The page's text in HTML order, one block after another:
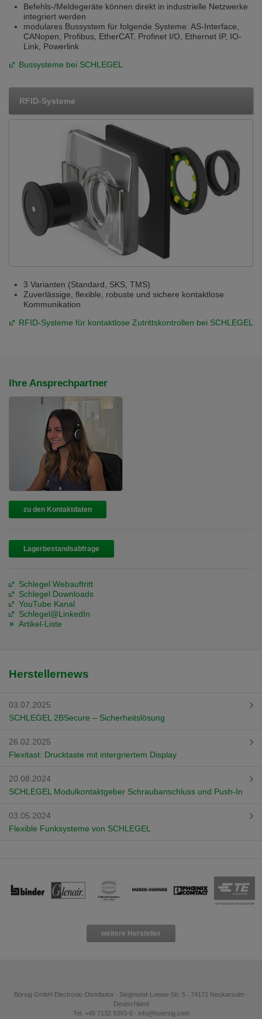
Befehls-/Meldegeräte können direkt in industrielle Netzwerke
integriert werden
modulares Bussystem für folgende Systeme: AS-Interface,
CANopen, Profibus, EtherCAT, Profinet I/O, Ethernet IP, IO-
Link, Powerlink
Bussysteme bei SCHLEGEL
RFID-Systeme
3 Varianten (Standard, SKS, TMS)
Zuverlässige, flexible, robuste und sichere kontaktlose
Kommunikation
RFID-Systeme für kontaktlose Zutrittskontrollen bei SCHLEGEL
Ihre Ansprechpartner
zu den Kontaktdaten
Lagerbestandsabfrage
Schlegel Webauftritt
Schlegel Downloads
YouTube Kanal
Schlegel@LinkedIn
Artikel-Liste
Herstellernews
03.07.2025
SCHLEGEL 2BSecure – Sicherheitslösung
26.02.2025
Flexitast: Drucktaste mit intergriertem Display
20.08.2024
SCHLEGEL Modulkontaktgeber Schraubanschluss und Push-In
03.05.2024
Flexible Funksysteme von SCHLEGEL
weitere Hersteller
Börsig GmbH Electronic-Distributor ∙ Siegmund-Loewe-Str. 5 ∙ 74172 Neckarsulm ∙
Deutschland
Tel. +49 7132 9393-0 ∙ info@boersig.com